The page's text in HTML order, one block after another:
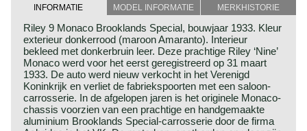
INFORMATIE MODEL INFORMATIE MERKHISTORIE
Riley 9 Monaco Brooklands Special, bouwjaar 1933. Kleur
exterieur donkerrood (maroon Amaranto). Interieur
bekleed met donkerbruin leer. Deze prachtige Riley ‘Nine’
Monaco werd voor het eerst geregistreerd op 31 maart
1933. De auto werd nieuw verkocht in het Verenigd
Koninkrijk en verliet de fabriekspoorten met een saloon-
carrosserie. In de afgelopen jaren is het originele Monaco-
chassis voorzien van een prachtige en handgemaakte
aluminium Brooklands Special-carrosserie door de firma